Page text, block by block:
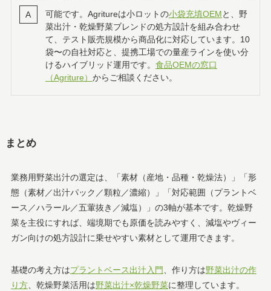
可能です。Agritureは小ロットの小袋充填OEMと、野
菜出汁・乾燥野菜ブレンドの処方設計を組み合わせ
て、テスト販売規模から商品化に対応しています。10
袋〜の自社対応と、提携工場での量産ラインを使い分
けるハイブリッド運用です。 食品OEMの窓口
（Agriture） からご相談ください。
まとめ
業務用野菜出汁の選定は、「素材（産地・品種・乾燥法）」「形
態（素材／出汁パック／顆粒／濃縮）」「対応範囲（プラントベ
ース／ハラール／五葷抜き／減塩）」の3軸が基本です。乾燥野
菜を主役にすれば、端境期でも原価を読みやすく、減塩やヴィー
ガン向けの処方設計に乗せやすい素材として運用できます。
基礎の考え方はプラントベース出汁入門、作り方は野菜出汁の作
り方、乾燥野菜活用は野菜出汁×乾燥野菜に整理しています。